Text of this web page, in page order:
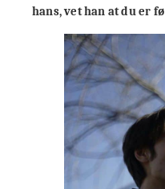
hans, vet han at du er